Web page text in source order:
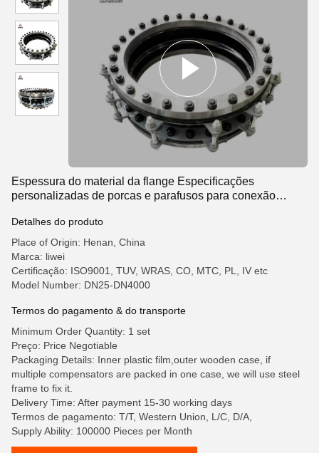
Espessura do material da flange Especificações
personalizadas de porcas e parafusos para conexão
Detalhes do produto
Place of Origin: Henan, China
Marca: liwei
Certificação: ISO9001, TUV, WRAS, CO, MTC, PL, IV etc
Model Number: DN25-DN4000
Termos do pagamento & do transporte
Minimum Order Quantity: 1 set
Preço: Price Negotiable
Packaging Details: Inner plastic film,outer wooden case, if
multiple compensators are packed in one case, we will use steel
frame to fix it.
Delivery Time: After payment 15-30 working days
Termos de pagamento: T/T, Western Union, L/C, D/A,
Supply Ability: 100000 Pieces per Month